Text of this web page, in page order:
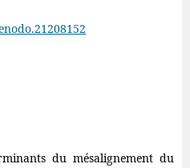
du mésalignement du